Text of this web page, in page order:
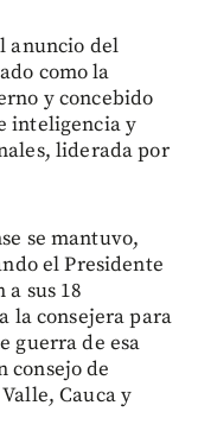
anuncio del
como la
y concebido
inteligencia y
liderada por
se mantuvo,
el Presidente
sus 18
la consejera para
guerra de esa
consejo de
Cauca y